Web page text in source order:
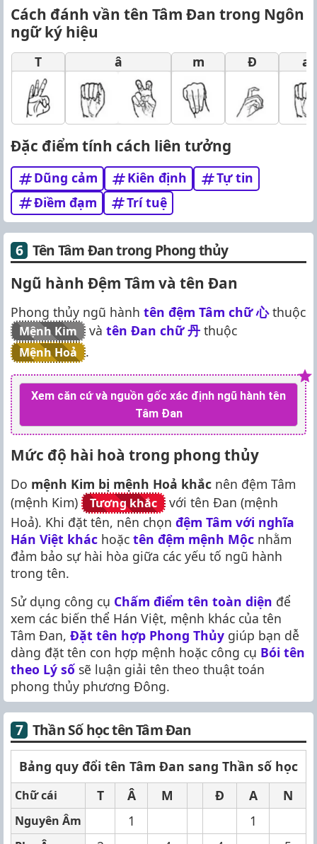
Cách đánh vần tên Tâm Đan trong Ngôn
ngữ ký hiệu
T â m Đ a
Đặc điểm tính cách liên tưởng
Dũng cảm Kiên định
Tự tin
Điềm đạm
Trí tuệ
Tên Tâm Đan trong Phong thủy
Ngũ hành Đệm Tâm và tên Đan
Phong thủy ngũ hành tên đệm Tâm chữ心thuộc
Mệnh Kim và tên Đan chữ丹 thuộc
Mệnh Hoả .
Xem căn cứ và nguồn gốc xác định ngũ hành tên
Tâm Đan
Mức độ hài hoà trong phong thủy
Do mệnh Kim bị mệnh Hoả khắc nên đệm Tâm
(mệnh Kim)
Tương khắc
với tên Đan (mệnh
Hoả). Khi đặt tên, nên chọn đệm Tâm với nghĩa
Hán Việt khác hoặc tên đệm mệnh Mộc nhằm
đảm bảo sự hài hòa giữa các yếu tố ngũ hành
trong tên.
Sử dụng công cụ Chấm điểm tên toàn diện để
xem các biến thể Hán Việt, mệnh khác của tên
Tâm Đan, Đặt tên hợp Phong Thủy giúp bạn dễ
dàng đặt tên con hợp mệnh hoặc công cụ Bói tên
theo Lý số sẽ luận giải tên theo thuật toán
phong thủy phương Đông.
Thần Số học tên Tâm Đan
Bảng quy đổi tên Tâm Đan sang Thần số học
Chữ cái T Â M Đ A N
Nguyên Âm 1 1